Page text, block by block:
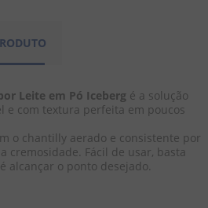
Leite em Pó Iceberg é a solução
com textura perfeita em poucos
o chantilly aerado e consistente por
cremosidade. Fácil de usar, basta
alcançar o ponto desejado.